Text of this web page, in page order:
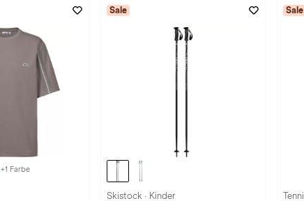
+1 Farbe
Sale
Skistock · Kinder
Sale